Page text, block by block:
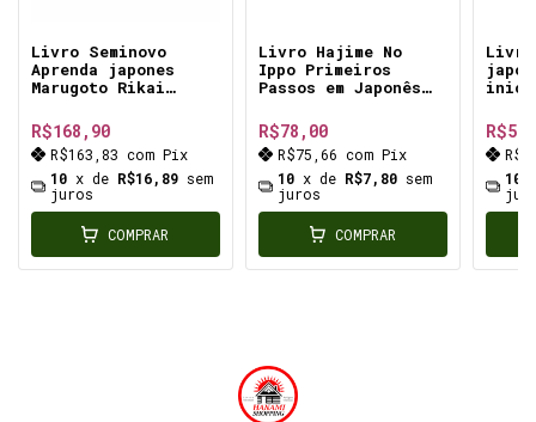
Livro Seminovo
Aprenda japones
Marugoto Rikai
ensino da língua
japonesa nível
Iniciante
expressões básicas
usadas no dia a dia
R$168,90
R$163,83 com Pix
10 x de R$16,89 sem
juros
COMPRAR
Livro Hajime No
Ippo Primeiros
Passos em Japonês
de vocabulário e
explicações
gramaticais (em
inglês, português e
espanhol
R$78,00
R$75,66com Pix
10 x de R$7,80 sem
juros
COMPRAR
10